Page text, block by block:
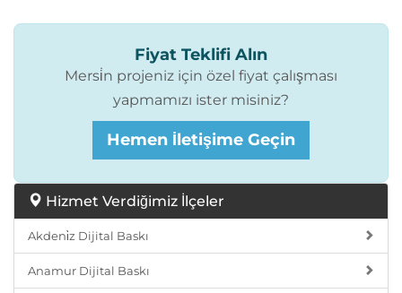
Fiyat Teklifi Alın
Mersi̇n projeniz için özel fiyat çalışması
yapmamızı ister misiniz?
Hemen İletişime Geçin
Hizmet Verdiğimiz İlçeler
Akdeni̇z Dijital Baskı
Anamur Dijital Baskı